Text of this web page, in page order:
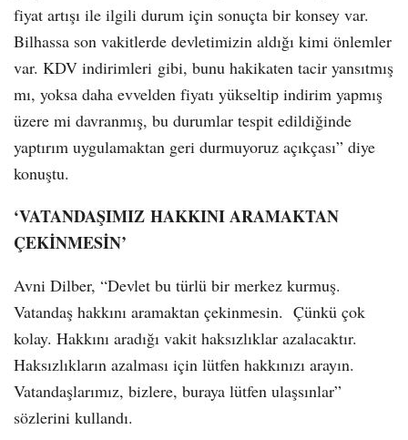
fiyat artışı ile ilgili durum için sonuçta bir konsey var.
Bilhassa son vakitlerde devletimizin aldığı kimi önlemler
var. KDV indirimleri gibi, bunu hakikaten tacir yansıtmış
mı, yoksa daha evvelden fiyatı yükseltip indirim yapmış
üzere mi davranmış, bu durumlar tespit edildiğinde
yaptırım uygulamaktan geri durmuyoruz açıkçası” diye
konuştu.
‘VATANDAŞIMIZ HAKKINI ARAMAKTAN
ÇEKİNMESİN’
Avni Dilber, “Devlet bu türlü bir merkez kurmuş.
Vatandaş hakkını aramaktan çekinmesin. Çünkü çok
kolay. Hakkını aradığı vakit haksızlıklar azalacaktır.
Haksızlıkların azalması için lütfen hakkınızı arayın.
Vatandaşlarımız, bizlere, buraya lütfen ulaşsınlar”
sözlerini kullandı.